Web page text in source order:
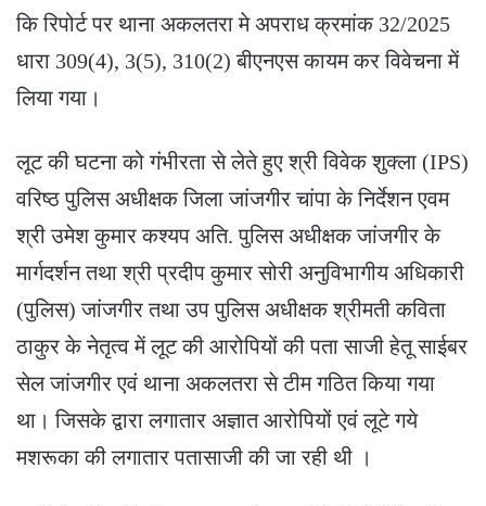
कि रिपोर्ट पर थाना अकलतरा मे अपराध क्रमांक 32/2025
धारा 309(4), 3(5), 310(2) बीएनएस कायम कर विवेचना में
लिया गया।
लूट की घटना को गंभीरता से लेते हुए श्री विवेक शुक्ला (IPS)
वरिष्ठ पुलिस अधीक्षक जिला जांजगीर चांपा के निर्देशन एवम
श्री उमेश कुमार कश्यप अति. पुलिस अधीक्षक जांजगीर के
मार्गदर्शन तथा श्री प्रदीप कुमार सोरी अनुविभागीय अधिकारी
(पुलिस) जांजगीर तथा उप पुलिस अधीक्षक श्रीमती कविता
ठाकुर के नेतृत्व में लूट की आरोपियों की पता साजी हेतू साईबर
सेल जांजगीर एवं थाना अकलतरा से टीम गठित किया गया
था। जिसके द्वारा लगातार अज्ञात आरोपियों एवं लूटे गये
मशरूका की लगातार पतासाजी की जा रही थी ।